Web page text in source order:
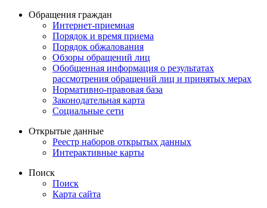
Обращения граждан
Интернет-приемная
Порядок и время приема
Порядок обжалования
Обзоры обращений лиц
Обобщенная информация о результатах
рассмотрения обращений лиц и принятых мерах
Нормативно-правовая база
Законодательная карта
Социальные сети
Открытые данные
Реестр наборов открытых данных
Интерактивные карты
Поиск
Поиск
Карта сайта